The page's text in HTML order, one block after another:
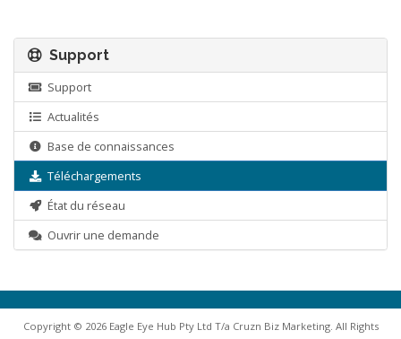
Support
Support
Actualités
Base de connaissances
Téléchargements
État du réseau
Ouvrir une demande
Copyright © 2026 Eagle Eye Hub Pty Ltd T/a Cruzn Biz Marketing. All Rights